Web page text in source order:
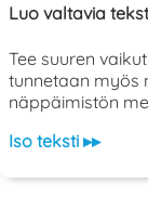
Luo valtavia
Tee suuren
tunnetaan myös
näppäimistön
Iso teksti ▸▸